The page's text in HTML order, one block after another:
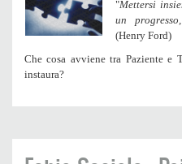
"Mettersi
un
(Henry Ford)
Che cosa avviene tra Paziente e
instaura?